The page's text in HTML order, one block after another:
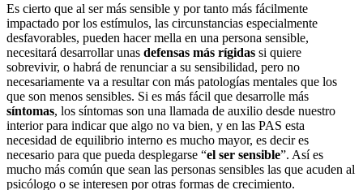
Es cierto que al ser más sensible y por tanto más fácilmente
impactado por los estímulos, las circunstancias especialmente
desfavorables, pueden hacer mella en una persona sensible,
necesitará desarrollar unas defensas más rígidas si quiere
sobrevivir, o habrá de renunciar a su sensibilidad, pero no
necesariamente va a resultar con más patologías mentales que los
que son menos sensibles. Si es más fácil que desarrolle más
síntomas, los síntomas son una llamada de auxilio desde nuestro
interior para indicar que algo no va bien, y en las PAS esta
necesidad de equilibrio interno es mucho mayor, es decir es
necesario para que pueda desplegarse “el ser sensible”. Así es
mucho más común que sean las personas sensibles las que acuden al
psicólogo o se interesen por otras formas de crecimiento.